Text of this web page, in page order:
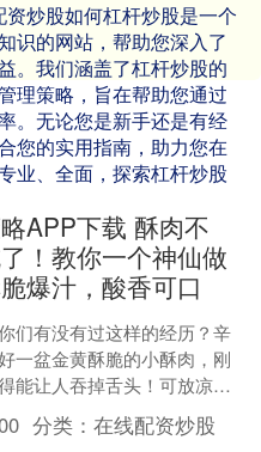
炒股如何杠杆炒股是一个
识的网站，帮助您深入了
。我们涵盖了杠杆炒股的
理策略，旨在帮助您通过
。无论您是新手还是有经
您的实用指南，助力您在
业、全面，探索杠杆炒股
APP下载 酥肉不
！教你一个神仙做
爆汁，酸香可口
们有没有过这样的经历？辛
一盆金黄酥脆的小酥肉，刚
能让人吞掉舌头！可放凉了
得少了点灵魂，干巴巴的口
嚼“油炸小木棍....
分类：在线配资炒股